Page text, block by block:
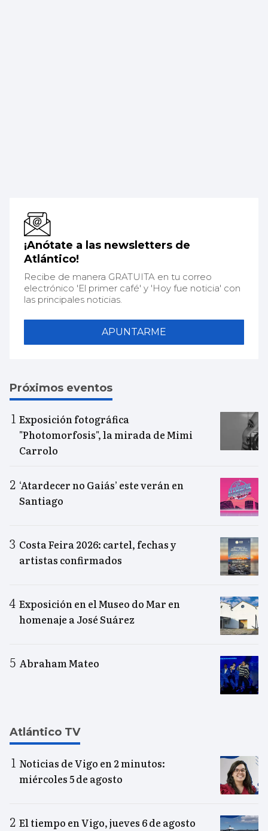
¡Anótate a las newsletters de
Atlántico!
Recibe de manera GRATUITA en tu correo
electrónico 'El primer café' y 'Hoy fue noticia' con
las principales noticias.
APUNTARME
Próximos eventos
Exposición fotográfica
"Photomorfosis", la mirada de Mimi
Carrolo
‘Atardecer no Gaiás’ este verán en
Santiago
Costa Feira 2026: cartel, fechas y
artistas confirmados
Exposición en el Museo do Mar en
homenaje a José Suárez
Abraham Mateo
Atlántico TV
Noticias de Vigo en 2 minutos:
miércoles 5 de agosto
El tiempo en Vigo, jueves 6 de agosto